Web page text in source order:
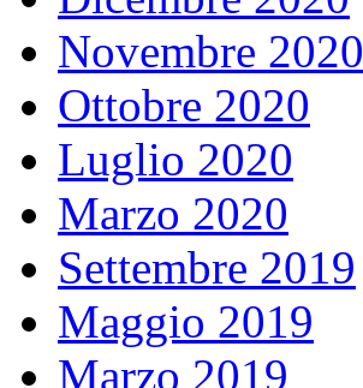
Novembre 2020
Ottobre 2020
Luglio 2020
Marzo 2020
Settembre 2019
Maggio 2019
Marzo 2019